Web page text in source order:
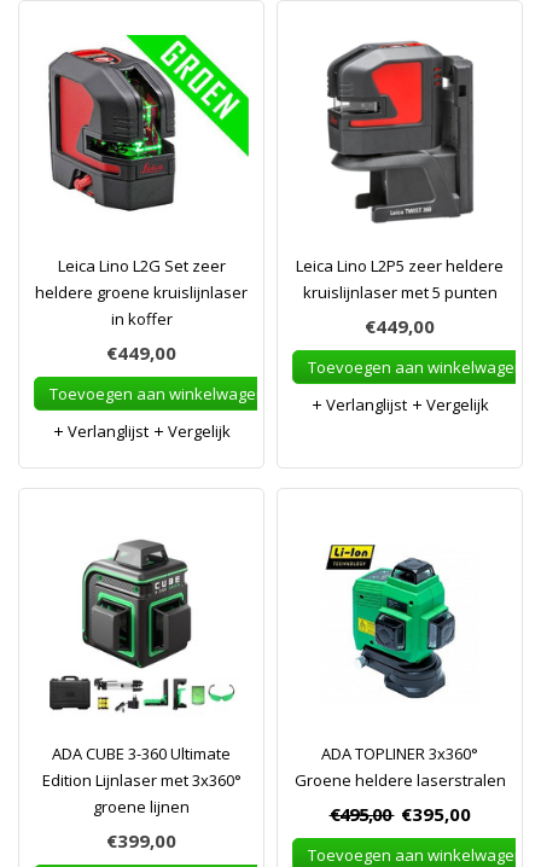
Leica Lino L2G Set zeer
heldere groene kruislijnlaser
in koffer
€449,00
Toevoegen aan winkelwagen
Verlanglijst
Vergelijk
Leica Lino L2P5 zeer heldere
kruislijnlaser met 5 punten
€449,00
Toevoegen aan winkelwagen
Verlanglijst
Vergelijk
ADA CUBE 3-360 Ultimate
Edition Lijnlaser met 3x360°
groene lijnen
€399,00
ADA TOPLINER 3x360°
Groene heldere laserstralen
€495,00 €395,00
Toevoegen aan winkelwagen